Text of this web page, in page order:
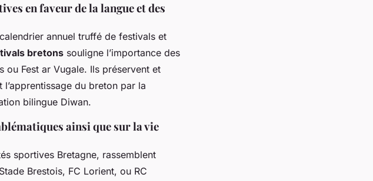
en faveur de la langue et des
annuel truffé de festivals et
bretons souligne l’importance des
ou Fest ar Vugale. Ils préservent et
du breton par la
bilingue Diwan.
ainsi que sur la vie
sportives Bretagne, rassemblent
Brestois, FC Lorient, ou RC